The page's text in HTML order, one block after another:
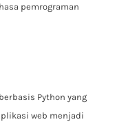
pemrograman
Python yang
web menjadi